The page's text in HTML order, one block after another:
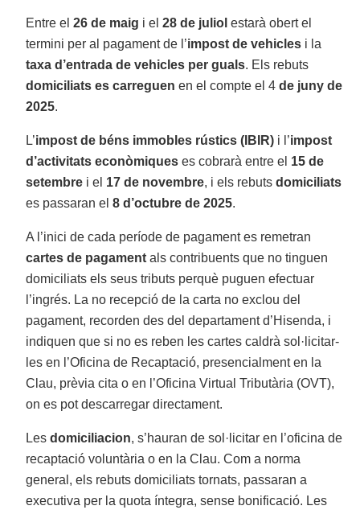
Entre el26 de maig i el28 de juliol estarà obert el
termini per al pagament de l’impost de vehicles i la
taxa d’entrada de vehicles per guals. Els rebuts
domiciliats es carreguenen el compte el 4 de juny de
2025.
L’impost de béns immobles rústics (IBIR) i l’impost
d’activitats econòmiques es cobrarà entre el 15 de
setembre i el 17 de novembre, i els rebutsdomiciliats
es passaran el8 d’octubre de 2025.
A l’inici de cada període de pagament es remetran
cartes de pagament als contribuents que no tinguen
domiciliats els seus tributs perquè puguen efectuar
l’ingrés. La no recepció de la carta no exclou del
pagament, recorden des del departament d’Hisenda, i
indiquen que si no es reben les cartes caldrà sol·licitar-
les en l’Oficina de Recaptació, presencialment en la
Clau, prèvia cita o en l’Oficina Virtual Tributària (OVT),
on es pot descarregar directament.
Lesdomiciliacion, s’hauran de sol·licitar en l’oficina de
recaptació voluntària o en la Clau. Com a norma
general, els rebuts domiciliats tornats, passaran a
executiva per la quota íntegra, sense bonificació. Les